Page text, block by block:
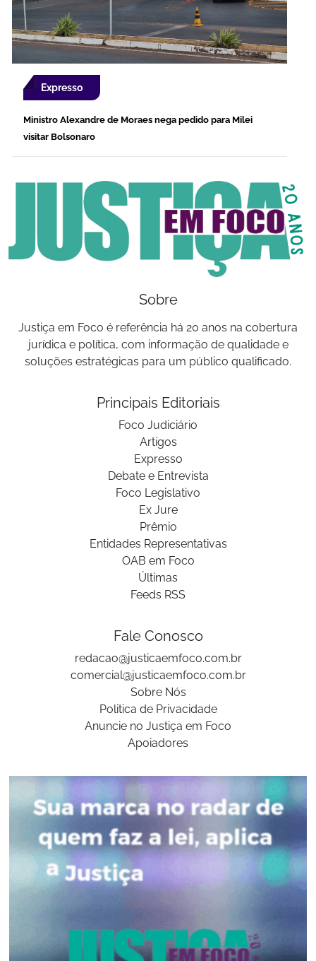
Expresso
Ministro Alexandre de Moraes nega pedido para Milei
visitar Bolsonaro
Sobre
Justiça em Foco é referência há 20 anos na cobertura
jurídica e política, com informação de qualidade e
soluções estratégicas para um público qualificado.
Principais Editoriais
Foco Judiciário
Artigos
Expresso
Debate e Entrevista
Foco Legislativo
Ex Jure
Prêmio
Entidades Representativas
OAB em Foco
Últimas
Feeds RSS
Fale Conosco
redacao@justicaemfoco.com.br
comercial@justicaemfoco.com.br
Sobre Nós
Politica de Privacidade
Anuncie no Justiça em Foco
Apoiadores